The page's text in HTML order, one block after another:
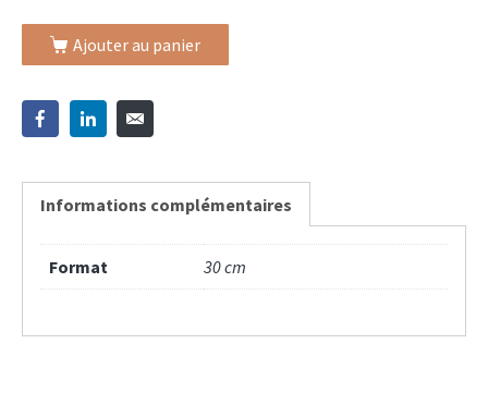
Ajouter au panier
Informations complémentaires
Format 30 cm